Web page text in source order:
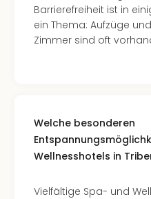
Barrierefreiheit ist in
ein Thema: Aufzüge
Zimmer sind oft
Welche besonderen
Wellnesshotels in
Vielfältige Spa- und